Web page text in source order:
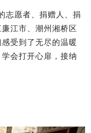
志愿者、捐赠人、捐
江市、潮州湘桥区
受到了无尽的温暖
会打开心扉，接纳